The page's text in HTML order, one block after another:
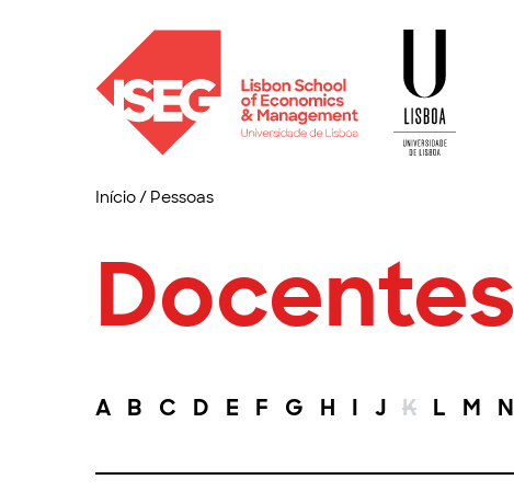
Início/ Pessoas
Docentes
A B C D E F G H I J K L M N